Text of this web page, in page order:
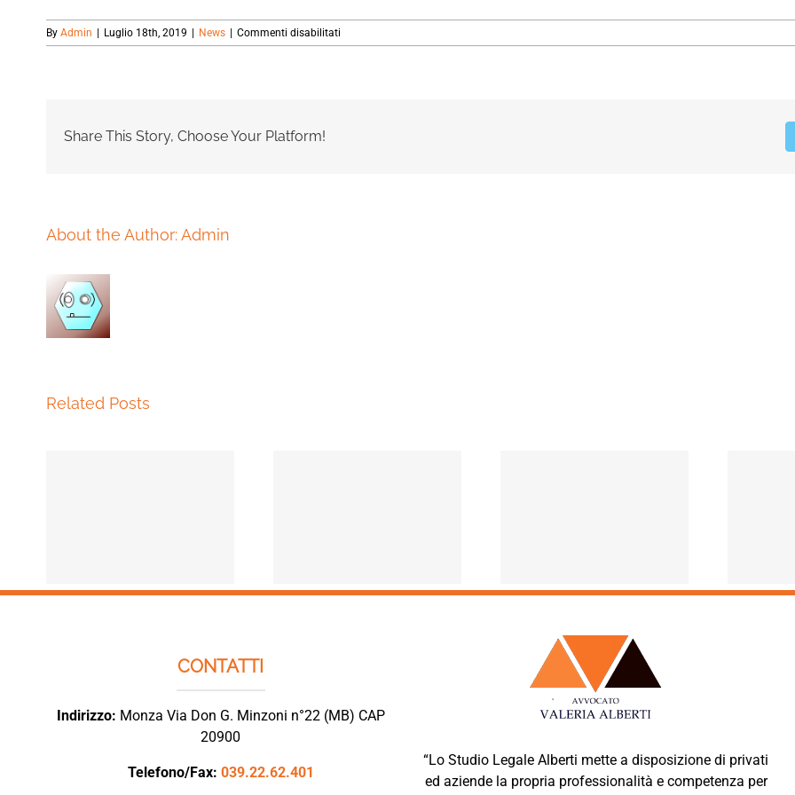
By Admin Luglio 18th, 2019 News Commenti disabilitati
IL
Share This Story, Choose Your Platform!
About the Author:Admin
Related Posts
CONTATTI
Indirizzo: Monza Via Don G. Minzoni n°22 (MB) CAP
20900
Telefono/Fax: 039.22.62.401
“Lo Studio Legale Alberti mette a disposizione di privati
ed aziende la propria professionalità e competenza per